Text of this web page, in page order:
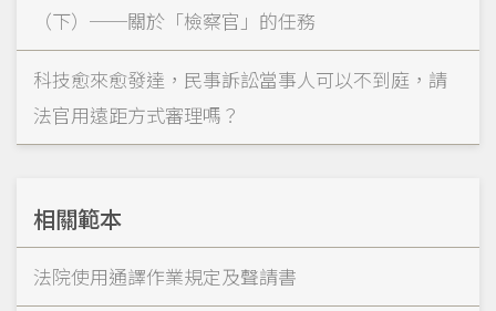
（下）──關於「檢察官」的任務
科技愈來愈發達，民事訴訟當事人可以不到庭，請
法官用遠距方式審理嗎？
相關範本
法院使用通譯作業規定及聲請書